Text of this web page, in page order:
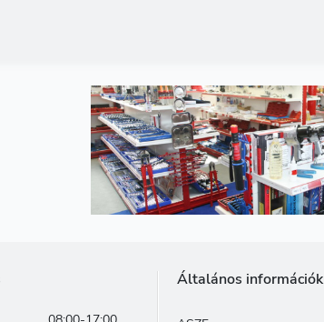
Általános információk